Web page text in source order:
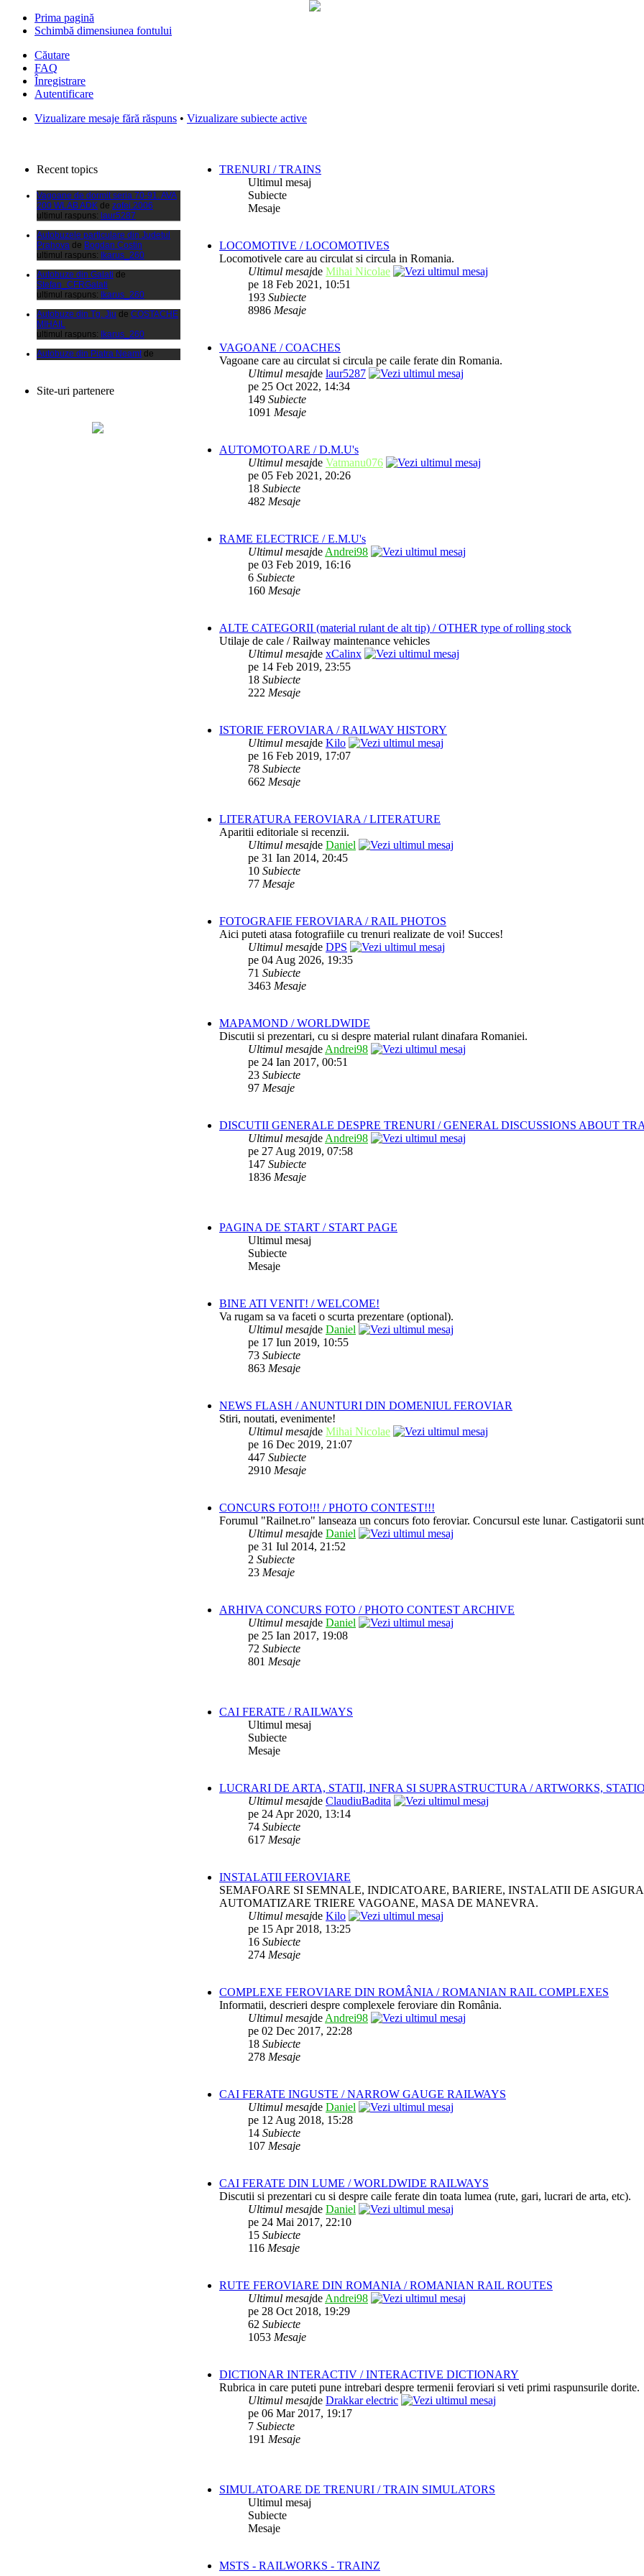
Prima pagină
Schimbă dimensiunea fontului
Căutare
FAQ
Înregistrare
Autentificare
Vizualizare mesaje fără răspuns • Vizualizare subiecte active
Recent topics
ultimul raspuns:DPS
Vagoane de dormit seria 70-91. AVA
200 WLAB ADKdezofei.2006
ultimul raspuns:laur5287
Autobuzele particulare din Judetul
PrahovadeBogdan Costin
ultimul raspuns:Ikarus_260
Autobuze din Galatide
Stefan_CFRGalati
ultimul raspuns:Ikarus_260
Autobuze din Tg. JiudeCOSTACHE
MIHAIL
ultimul raspuns:Ikarus_260
Autobuze din Piatra Neamtde
xCalinx
ultimul raspuns:Ikarus_260
ultimul raspuns:
ultimul raspuns:Ikarus_260
Site-uri partenere
TRENURI / TRAINS
Ultimul mesaj
Subiecte
Mesaje
LOCOMOTIVE / LOCOMOTIVES
Locomotivele care au circulat si circula in Romania.
Ultimul mesajde Mihai Nicolae
pe 18 Feb 2021, 10:51
193 Subiecte
8986 Mesaje
VAGOANE / COACHES
Vagoane care au circulat si circula pe caile ferate din Romania.
Ultimul mesajde laur5287
pe 25 Oct 2022, 14:34
149 Subiecte
1091 Mesaje
AUTOMOTOARE / D.M.U's
Ultimul mesajde Vatmanu076
pe 05 Feb 2021, 20:26
18 Subiecte
482 Mesaje
RAME ELECTRICE / E.M.U's
Ultimul mesajde Andrei98
pe 03 Feb 2019, 16:16
6 Subiecte
160 Mesaje
ALTE CATEGORII (material rulant de alt tip) / OTHER type of rolling stock
Utilaje de cale / Railway maintenance vehicles
Ultimul mesajde xCalinx
pe 14 Feb 2019, 23:55
18 Subiecte
222 Mesaje
ISTORIE FEROVIARA / RAILWAY HISTORY
Ultimul mesajde Kilo
pe 16 Feb 2019, 17:07
78 Subiecte
662 Mesaje
LITERATURA FEROVIARA / LITERATURE
Aparitii editoriale si recenzii.
Ultimul mesajde Daniel
pe 31 Ian 2014, 20:45
10 Subiecte
77 Mesaje
FOTOGRAFIE FEROVIARA / RAIL PHOTOS
Aici puteti atasa fotografiile cu trenuri realizate de voi! Succes!
Ultimul mesajde DPS
pe 04 Aug 2026, 19:35
71 Subiecte
3463 Mesaje
MAPAMOND / WORLDWIDE
Discutii si prezentari, cu si despre material rulant dinafara Romaniei.
Ultimul mesajde Andrei98
pe 24 Ian 2017, 00:51
23 Subiecte
97 Mesaje
DISCUTII GENERALE DESPRE TRENURI / GENERAL DISCUSSIONS ABOUT
Ultimul mesajde Andrei98
pe 27 Aug 2019, 07:58
147 Subiecte
1836 Mesaje
PAGINA DE START / START PAGE
Ultimul mesaj
Subiecte
Mesaje
BINE ATI VENIT! / WELCOME!
Va rugam sa va faceti o scurta prezentare (optional).
Ultimul mesajde Daniel
pe 17 Iun 2019, 10:55
73 Subiecte
863 Mesaje
NEWS FLASH / ANUNTURI DIN DOMENIUL FEROVIAR
Stiri, noutati, evenimente!
Ultimul mesajde Mihai Nicolae
pe 16 Dec 2019, 21:07
447 Subiecte
2910 Mesaje
CONCURS FOTO!!! / PHOTO CONTEST!!!
Forumul "Railnet.ro" lanseaza un concurs foto feroviar. Concursul este lunar. Castigatorii
Ultimul mesajde Daniel
pe 31 Iul 2014, 21:52
2 Subiecte
23 Mesaje
ARHIVA CONCURS FOTO / PHOTO CONTEST ARCHIVE
Ultimul mesajde Daniel
pe 25 Ian 2017, 19:08
72 Subiecte
801 Mesaje
CAI FERATE / RAILWAYS
Ultimul mesaj
Subiecte
Mesaje
LUCRARI DE ARTA, STATII, INFRA SI SUPRASTRUCTURA / ARTWORKS,
Ultimul mesajde ClaudiuBadita
pe 24 Apr 2020, 13:14
74 Subiecte
617 Mesaje
INSTALATII FEROVIARE
SEMAFOARE SI SEMNALE, INDICATOARE, BARIERE, INSTALATII DE
AUTOMATIZARE TRIERE VAGOANE, MASA DE MANEVRA.
Ultimul mesajde Kilo
pe 15 Apr 2018, 13:25
16 Subiecte
274 Mesaje
COMPLEXE FEROVIARE DIN ROMÂNIA / ROMANIAN RAIL COMPLEXES
Informatii, descrieri despre complexele feroviare din România.
Ultimul mesajde Andrei98
pe 02 Dec 2017, 22:28
18 Subiecte
278 Mesaje
CAI FERATE INGUSTE / NARROW GAUGE RAILWAYS
Ultimul mesajde Daniel
pe 12 Aug 2018, 15:28
14 Subiecte
107 Mesaje
CAI FERATE DIN LUME / WORLDWIDE RAILWAYS
Discutii si prezentari cu si despre caile ferate din toata lumea (rute, gari, lucrari de arta, etc).
Ultimul mesajde Daniel
pe 24 Mai 2017, 22:10
15 Subiecte
116 Mesaje
RUTE FEROVIARE DIN ROMANIA / ROMANIAN RAIL ROUTES
Ultimul mesajde Andrei98
pe 28 Oct 2018, 19:29
62 Subiecte
1053 Mesaje
DICTIONAR INTERACTIV / INTERACTIVE DICTIONARY
Rubrica in care puteti pune intrebari despre termenii feroviari si veti primi raspunsurile dorite.
Ultimul mesajde Drakkar electric
pe 06 Mar 2017, 19:17
7 Subiecte
191 Mesaje
SIMULATOARE DE TRENURI / TRAIN SIMULATORS
Ultimul mesaj
Subiecte
Mesaje
MSTS - RAILWORKS - TRAINZ